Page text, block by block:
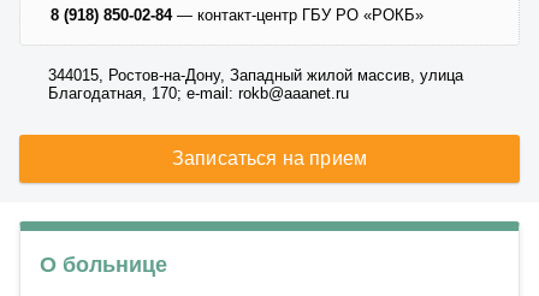
8 (918) 850-02-84— контакт-центр ГБУ РО «РОКБ»
344015, Ростов-на-Дону, Западный жилой массив, улица
Благодатная, 170; e-mail: rokb@aaanet.ru
Записаться на прием
О больнице